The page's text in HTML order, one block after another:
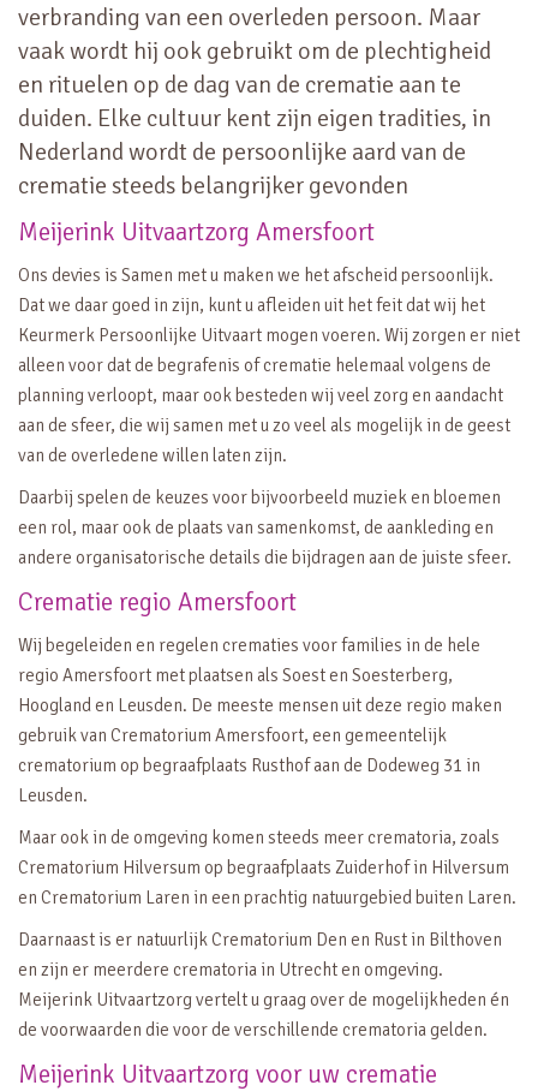
verbranding van een overleden persoon. Maar
vaak wordt hij ook gebruikt om de plechtigheid
en rituelen op de dag van de crematie aan te
duiden. Elke cultuur kent zijn eigen tradities, in
Nederland wordt de persoonlijke aard van de
crematie steeds belangrijker gevonden
Meijerink Uitvaartzorg Amersfoort
Ons devies is Samen met u maken we het afscheid persoonlijk.
Dat we daar goed in zijn, kunt u afleiden uit het feit dat wij het
Keurmerk Persoonlijke Uitvaart mogen voeren. Wij zorgen er niet
alleen voor dat de begrafenis of crematie helemaal volgens de
planning verloopt, maar ook besteden wij veel zorg en aandacht
aan de sfeer, die wij samen met u zo veel als mogelijk in de geest
van de overledene willen laten zijn.
Daarbij spelen de keuzes voor bijvoorbeeld muziek en bloemen
een rol, maar ook de plaats van samenkomst, de aankleding en
andere organisatorische details die bijdragen aan de juiste sfeer.
Crematie regio Amersfoort
Wij begeleiden en regelen crematies voor families in de hele
regio Amersfoort met plaatsen als Soest en Soesterberg,
Hoogland en Leusden. De meeste mensen uit deze regio maken
gebruik van Crematorium Amersfoort, een gemeentelijk
crematorium op begraafplaats Rusthof aan de Dodeweg 31 in
Leusden.
Maar ook in de omgeving komen steeds meer crematoria, zoals
Crematorium Hilversum op begraafplaats Zuiderhof in Hilversum
en Crematorium Laren in een prachtig natuurgebied buiten Laren.
Daarnaast is er natuurlijk Crematorium Den en Rust in Bilthoven
en zijn er meerdere crematoria in Utrecht en omgeving.
Meijerink Uitvaartzorg vertelt u graag over de mogelijkheden én
de voorwaarden die voor de verschillende crematoria gelden.
Meijerink Uitvaartzorg voor uw crematie